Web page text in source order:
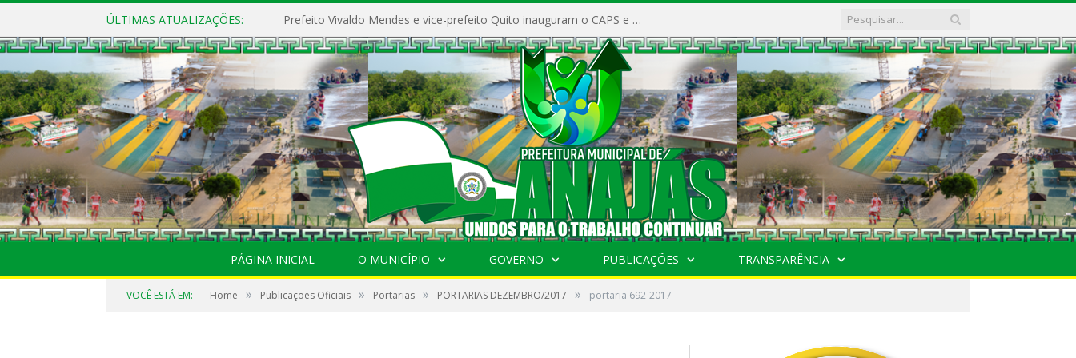
ÚLTIMAS ATUALIZAÇÕES: Prefeito Vivaldo Mendes e vice-prefeito Quito inauguram o CAPS e fortalecem a saúde pública em Anajás.
PÁGINA INICIAL O MUNICÍPIO GOVERNO PUBLICAÇÕES TRANSPARÊNCIA
VOCÊ ESTÁ EM: Home » Publicações Oficiais » Portarias » PORTARIAS DEZEMBRO/2017 » portaria 692-2017